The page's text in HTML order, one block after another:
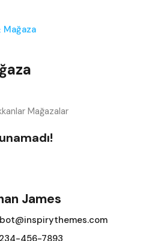
Mağaza
Mağazalar
James
456-7893